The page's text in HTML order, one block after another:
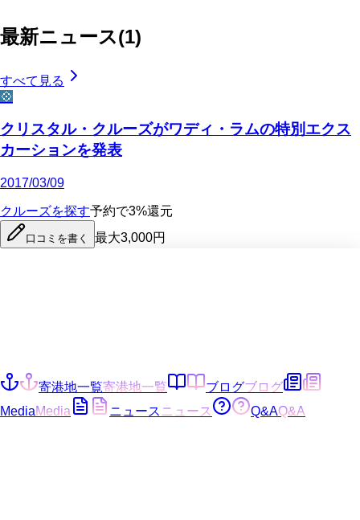
最新ニュース(1)
すべて見る
💠
クリスタル・クルーズがワディ・ラムの特別エクス
カーションを発表
2017/03/09
クルーズを探す予約で3%還元
口コミを書く 最大3,000円
寄港地一覧寄港地一覧 ブログブログ
MediaMedia ニュース ニュース Q&AQ&A